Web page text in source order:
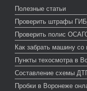
Полезные статьи
Проверить штрафы
Проверить полис
Как забрать машину
Пункты техосмотра в
Составление схемы
Пробки в Воронеже